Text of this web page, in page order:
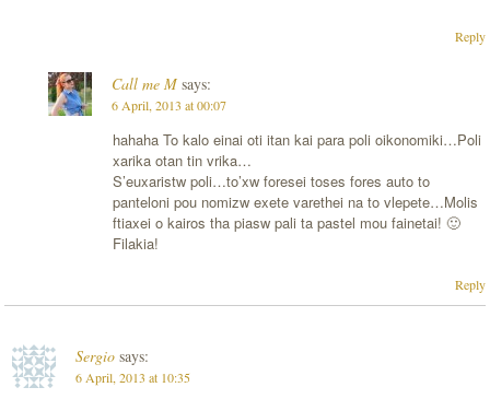
Reply
Call me M says:
6 April, 2013 at 00:07
hahaha To kalo einai oti itan kai para poli oikonomiki…Poli
xarika otan tin vrika…
S’euxaristw poli…to’xw foresei toses fores auto to
panteloni pou nomizw exete varethei na to vlepete…Molis
ftiaxei o kairos tha piasw pali ta pastel mou fainetai! 🙂
Filakia!
Reply
Sergio says:
6 April, 2013 at 10:35